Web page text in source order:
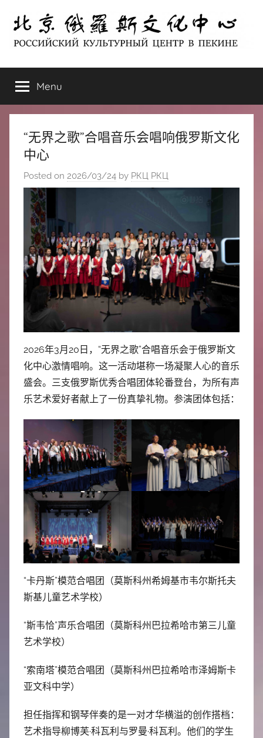
content
北
京
俄
罗
斯
文
化
中
心
ЦЕНТР
В
ПЕКИНЕ
Menu
“无界之歌”合唱音乐会唱响俄罗斯文化
中心
Posted on 2026/03/24 by РКЦ РКЦ
2026年3月20日，“无界之歌”合唱音乐会于俄罗斯文
化中心激情唱响。这一活动堪称一场凝聚人心的音乐
盛会。三支俄罗斯优秀合唱团体轮番登台，为所有声
乐艺术爱好者献上了一份真挚礼物。参演团体包括：
“卡丹斯”模范合唱团（莫斯科州希姆基市韦尔斯托夫
斯基儿童艺术学校）
“斯韦恰”声乐合唱团（莫斯科州巴拉希哈市第三儿童
艺术学校）
“索南塔”模范合唱团（莫斯科州巴拉希哈市泽姆斯卡
亚文科中学）
担任指挥和钢琴伴奏的是一对才华横溢的创作搭档：
艺术指导柳博芙·科瓦利与罗曼·科瓦利。他们的学生